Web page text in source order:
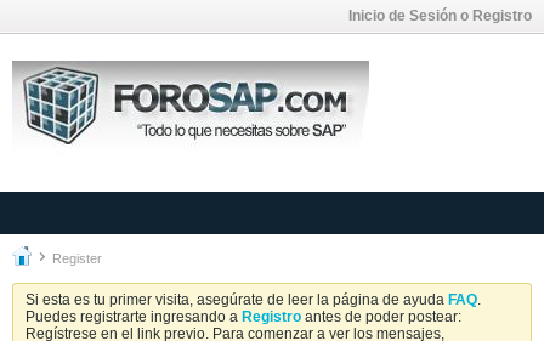
Inicio de Sesión o Registro
Register
Si esta es tu primer visita, asegúrate de leer la página de ayuda FAQ.
Puedes registrarte ingresando a Registro antes de poder postear:
Regístrese en el link previo. Para comenzar a ver los mensajes,